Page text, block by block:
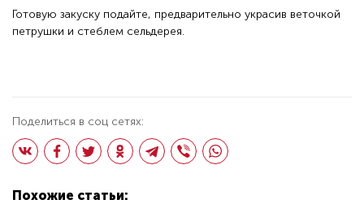
Готовую закуску подайте, предварительно украсив веточкой
петрушки и стеблем сельдерея.
Поделиться в соц сетях:
Похожие статьи: